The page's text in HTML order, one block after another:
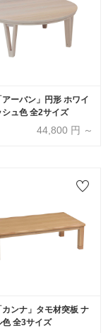
アーバン」円形 ホワイ
シュ色 全2サイズ
44,800 円 ～
カンナ」タモ材突板 ナ
全3サイズ